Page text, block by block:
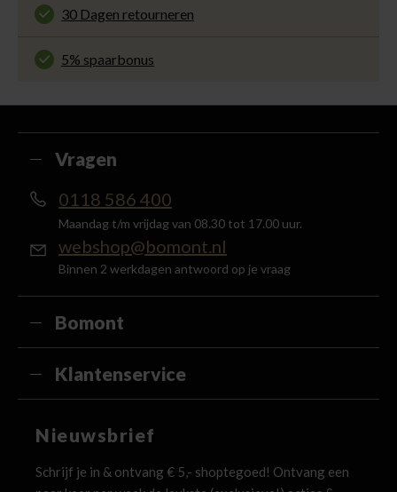
op Kiyoh. Bekijk alle reviews of deel jouw eigen
ervaring met ons.
30 Dagen retourneren
Gemakkelijk en voordelig via de DHL Parcelshop
voor slechts € 4,95 of gratis in onze winkels.
5% spaarbonus
Vragen
0118 586 400
Maandag t/m vrijdag van 08.30 tot 17.00 uur.
webshop@bomont.nl
Binnen 2 werkdagen antwoord op je vraag
Bomont
Klantenservice
Nieuwsbrief
Schrijf je in & ontvang € 5,- shoptegoed! Ontvang een